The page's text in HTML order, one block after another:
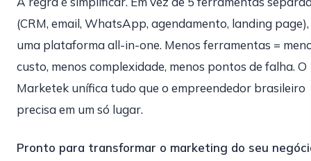
(CRM, email, WhatsApp, agendamento, landing page),
uma plataforma all-in-one. Menos ferramentas =
custo, menos complexidade, menos pontos de falha. O
Marketek unífica tudo que o empreendedor brasileiro
precisa em um só lugar.
Pronto para transformar o marketing do seu